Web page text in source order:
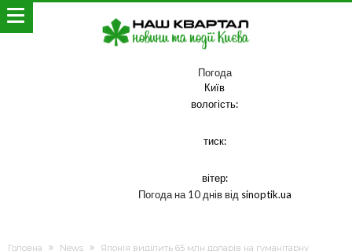
Погода
Київ
вологість:
тиск:
вітер:
Погода на 10 днів від sinoptik.ua
Головна News
Японія виділить 65 млн доларів на гуманітарну